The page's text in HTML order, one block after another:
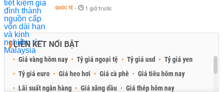
QUỐC TẾ - 1 giờ trước
LIÊN KẾT NỔI BẬT
Giá vàng hôm nay Tỷ giá ngoại tệ Tỷ giá usd
Tỷ giá yen
Tỷ giá euro
Giá heo hơi Giá cà phê
Giá tiêu hôm nay
Lãi suất ngân hàng
Giá xăng dầu Giá thép hôm nay